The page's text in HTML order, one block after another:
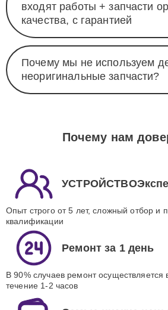
входят работы + запчасти
качества, с гарантией
Почему мы не используем
неоригинальные запчасти?
Почему нам
Опыт строго от 5 лет, сложный отбор и
квалификации
Ремонт за 1 день
В 90% случаев ремонт осуществляется
течение 1-2 часов